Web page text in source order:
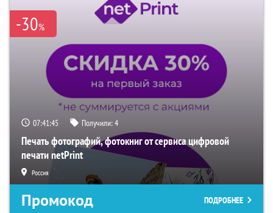
-30%
07:41:44 Получили:4
Печать фотографий, фотокниг от сервиса цифровой
печати netPrint
Россия
Промокод ПОДРОБНЕЕ